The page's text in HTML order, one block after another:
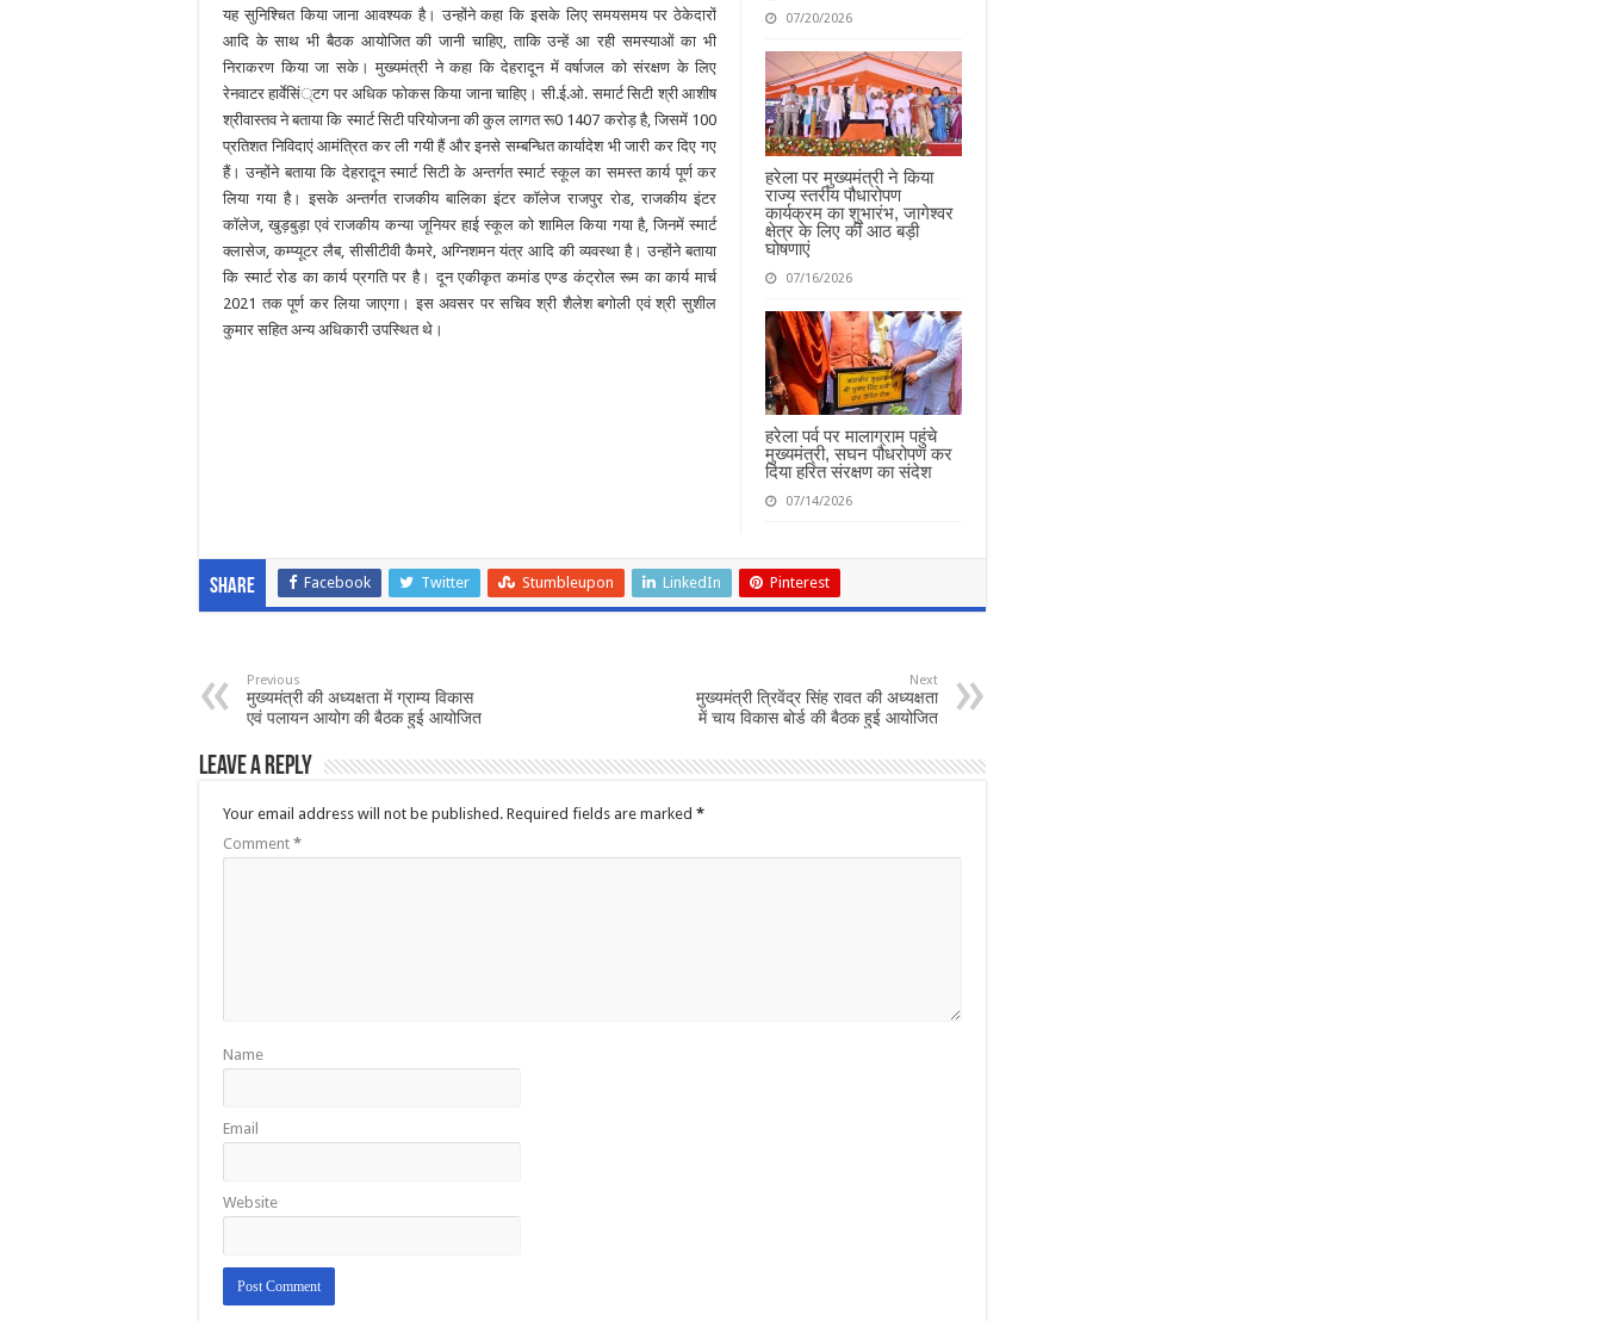
07/20/2026
हरेला पर मुख्यमंत्री ने किया
राज्य स्तरीय पौधारोपण
कार्यक्रम का शुभारंभ, जागेश्वर
क्षेत्र के लिए कीं आठ बड़ी
घोषणाएं
07/16/2026
हरेला पर्व पर मालाग्राम पहुंचे
मुख्यमंत्री, सघन पौधरोपण कर
दिया हरित संरक्षण का संदेश
07/14/2026
यह सुनिश्चित किया जाना आवश्यक है। उन्होंने कहा कि इसके लिए समयसमय पर ठेकेदारों
आदि के साथ भी बैठक आयोजित की जानी चाहिए, ताकि उन्हें आ रही समस्याओं का भी
निराकरण किया जा सके। मुख्यमंत्री ने कहा कि देहरादून में वर्षाजल को संरक्षण के लिए
रेनवाटर हार्वेसिं्टग पर अधिक फोकस किया जाना चाहिए। सी.ई.ओ. समार्ट सिटी श्री आशीष
श्रीवास्तव ने बताया कि स्मार्ट सिटी परियोजना की कुल लागत रू0 1407 करोड़ है, जिसमें 100
प्रतिशत निविदाएं आमंत्रित कर ली गयी हैं और इनसे सम्बन्धित कार्यादेश भी जारी कर दिए गए
हैं। उन्होंने बताया कि देहरादून स्मार्ट सिटी के अन्तर्गत स्मार्ट स्कूल का समस्त कार्य पूर्ण कर
लिया गया है। इसके अन्तर्गत राजकीय बालिका इंटर काॅलेज राजपुर रोड, राजकीय इंटर
काॅलेज, खुड़बुड़ा एवं राजकीय कन्या जूनियर हाई स्कूल को शामिल किया गया है, जिनमें स्मार्ट
क्लासेज, कम्प्यूटर लैब, सीसीटीवी कैमरे, अग्निशमन यंत्र आदि की व्यवस्था है। उन्होंने बताया
कि स्मार्ट रोड का कार्य प्रगति पर है। दून एकीकृत कमांड एण्ड कंट्रोल रूम का कार्य मार्च
2021 तक पूर्ण कर लिया जाएगा। इस अवसर पर सचिव श्री शैलेश बगोली एवं श्री सुशील
कुमार सहित अन्य अधिकारी उपस्थित थे।
Share Facebook Twitter Stumbleupon LinkedIn Pinterest
Previous
मुख्यमंत्री की अध्यक्षता में ग्राम्य विकास
एवं पलायन आयोग की बैठक हुई आयोजित
Next
मुख्यमंत्री त्रिवेंद्र सिंह रावत की अध्यक्षता
में चाय विकास बोर्ड की बैठक हुई आयोजित
Leave a Reply
Your email address will not be published. Required fields are marked *
Comment *
Name
Email
Website